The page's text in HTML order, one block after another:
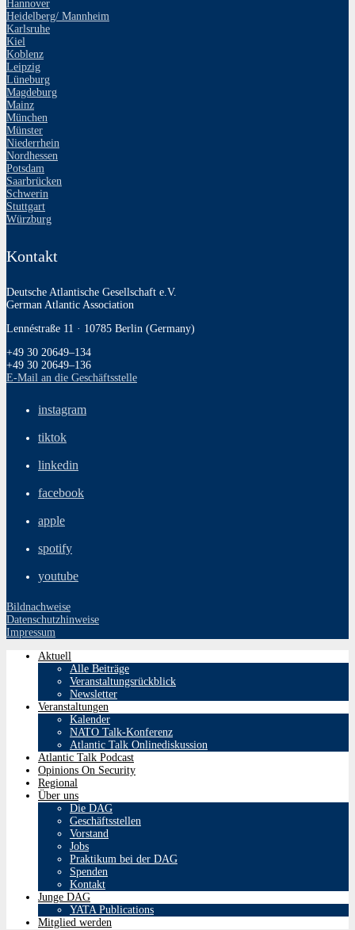
Hannover
Heidelberg/ Mannheim
Karlsruhe
Kiel
Koblenz
Leipzig
Lüneburg
Magdeburg
Mainz
München
Münster
Niederrhein
Nordhessen
Potsdam
Saarbrücken
Schwerin
Stuttgart
Würzburg
Kontakt
Deutsche Atlantische Gesellschaft e.V.
German Atlantic Association
Lennéstraße 11 · 10785 Berlin (Germany)
+49 30 20649–134
+49 30 20649–136
E‑Mail an die Geschäftsstelle
instagram
tiktok
linkedin
facebook
apple
spotify
youtube
Bildnachweise
Datenschutzhinweise
Impressum
Aktuell
Alle Beiträge
Veranstaltungsrückblick
Newsletter
Veranstaltungen
Kalender
NATO Talk-Konferenz
Atlantic Talk Onlinediskussion
Atlantic Talk Podcast
Opinions On Security
Regional
Über uns
Die DAG
Geschäftsstellen
Vorstand
Jobs
Praktikum bei der DAG
Spenden
Kontakt
Junge DAG
YATA Publications
Mitglied werden